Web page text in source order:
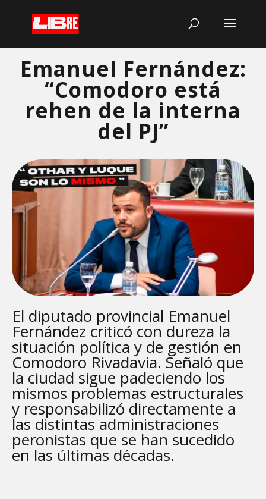
Emanuel Fernández:
“Comodoro está
rehen de la interna
del PJ”
El diputado provincial Emanuel
Fernández criticó con dureza la
situación política y de gestión en
Comodoro Rivadavia. Señaló que
la ciudad sigue padeciendo los
mismos problemas estructurales
y responsabilizó directamente a
las distintas administraciones
peronistas que se han sucedido
en las últimas décadas.